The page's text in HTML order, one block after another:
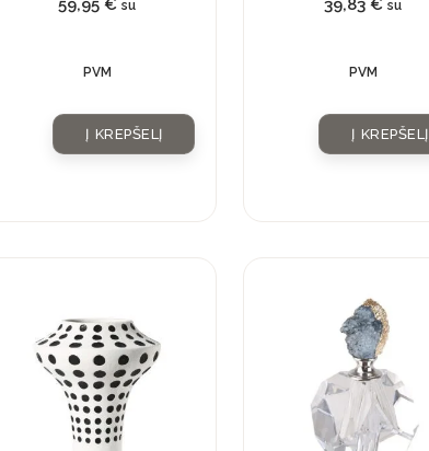
59,95€ su
PVM
Į KREPŠELĮ
39,83€ su
PVM
Į KREPŠELĮ